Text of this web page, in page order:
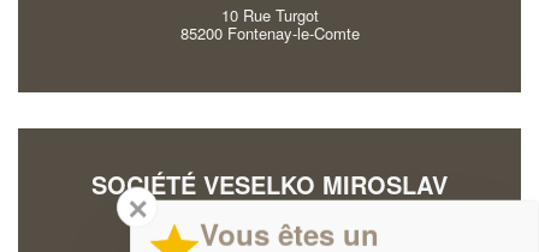
10 Rue Turgot
85200 Fontenay-le-Comte
SOCIÉTÉ VESELKO MIROSLAV
72 Rue Du General De Gaulle
85250 Chavagnes-en-Paillers
✕
Vous êtes un